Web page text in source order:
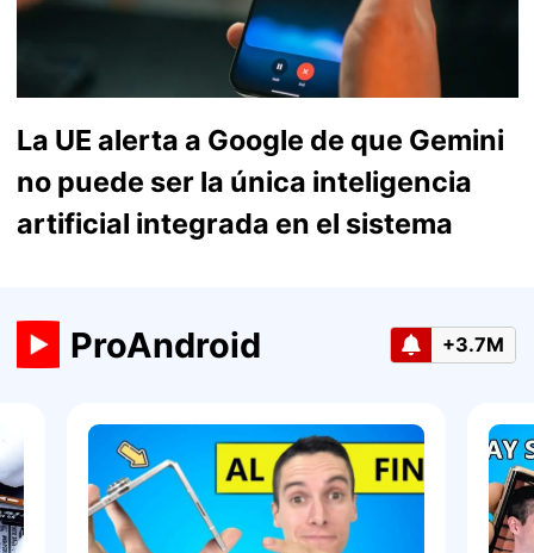
La UE alerta a Google de que Gemini
no puede ser la única inteligencia
artificial integrada en el sistema
ProAndroid +3.7M